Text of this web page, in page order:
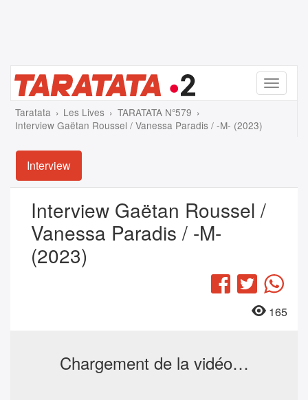
Menu
Taratata Les Lives
TARATATA N°579
Interview Gaëtan Roussel / Vanessa Paradis / -M- (2023)
Interview
Interview Gaëtan Roussel /
Vanessa Paradis / -M-
(2023)
Facebook
Twitter
165
Chargement de la vidéo…